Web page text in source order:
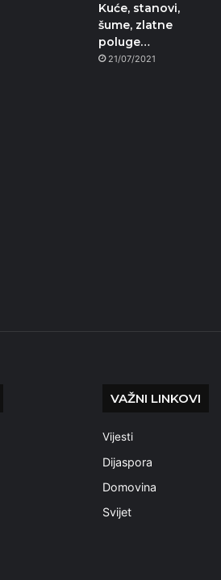
Kuće, stanovi,
šume, zlatne
poluge…
21/07/2021
VAŽNI LINKOVI
Vijesti
Dijaspora
Domovina
Svijet